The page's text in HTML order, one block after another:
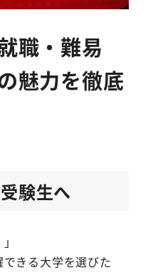
職・難易
魅力を徹底
験生へ
できる大学を選びた